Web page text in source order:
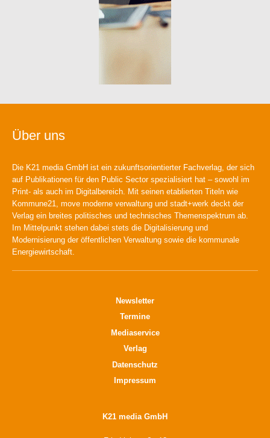
Über uns
Die K21 media GmbH ist ein zukunftsorientierter Fachverlag, der sich
auf Publikationen für den Public Sector spezialisiert hat – sowohl im
Print- als auch im Digitalbereich. Mit seinen etablierten Titeln wie
Kommune21, move moderne verwaltung und stadt+werk deckt der
Verlag ein breites politisches und technisches Themenspektrum ab.
Im Mittelpunkt stehen dabei stets die Digitalisierung und
Modernisierung der öffentlichen Verwaltung sowie die kommunale
Energiewirtschaft.
Newsletter
Termine
Mediaservice
Verlag
Datenschutz
Impressum
K21 media GmbH